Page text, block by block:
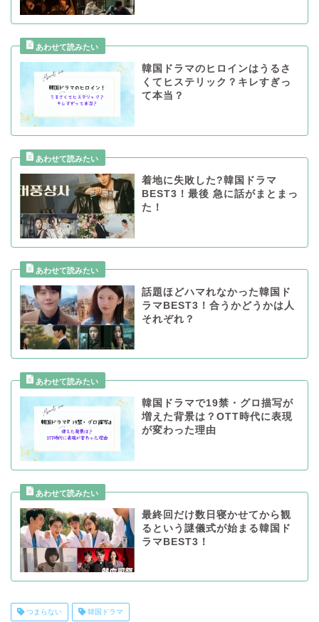
韓国ドラマのヒロインはうるさ
くてヒステリック？キレすぎっ
て本当？
着地に失敗した?韓国ドラマ
BEST3！最後 急に話がまとまっ
た！
話題ほどハマれなかった韓国ド
ラマBEST3！合うかどうかは人
それぞれ？
韓国ドラマで19禁・グロ描写が
増えた背景は？OTT時代に表現
が変わった理由
最終回だけ数日寝かせてから観
るという謎儀式が始まる韓国ド
ラマBEST3！
つまらない 韓国ドラマ